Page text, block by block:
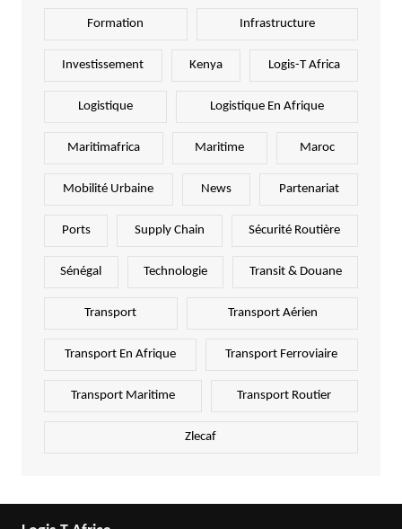
Formation Infrastructure
Investissement Kenya Logis-T Africa
Logistique Logistique En Afrique
Maritimafrica Maritime Maroc
Mobilité Urbaine News Partenariat
Ports Supply Chain Sécurité Routière
Sénégal Technologie Transit & Douane
Transport Transport Aérien
Transport En Afrique Transport Ferroviaire
Transport Maritime Transport Routier
Zlecaf